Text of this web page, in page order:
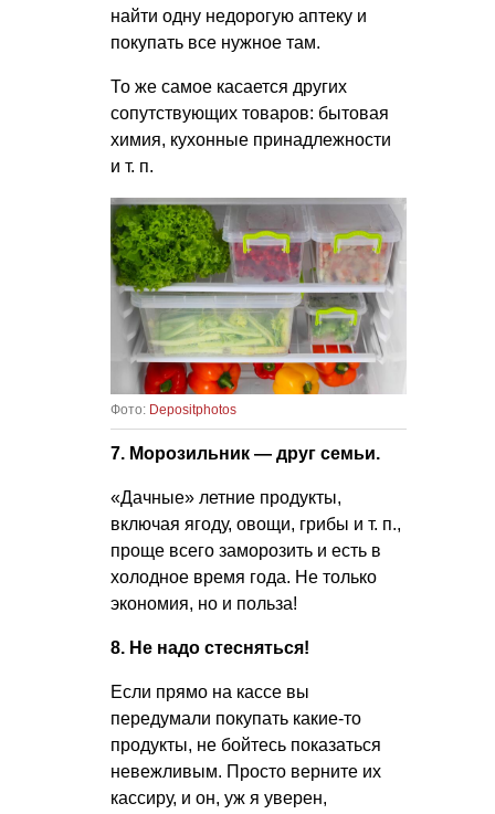
найти одну недорогую аптеку и
покупать все нужное там.
То же самое касается других
сопутствующих товаров: бытовая
химия, кухонные принадлежности
и т. п.
Фото: Depositphotos
7. Морозильник — друг семьи.
«Дачные» летние продукты,
включая ягоду, овощи, грибы и т. п.,
проще всего заморозить и есть в
холодное время года. Не только
экономия, но и польза!
8. Не надо стесняться!
Если прямо на кассе вы
передумали покупать какие-то
продукты, не бойтесь показаться
невежливым. Просто верните их
кассиру, и он, уж я уверен,